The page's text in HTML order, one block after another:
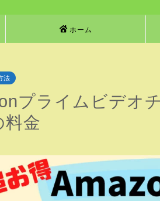
ホーム
法
プライムビデオ
料金